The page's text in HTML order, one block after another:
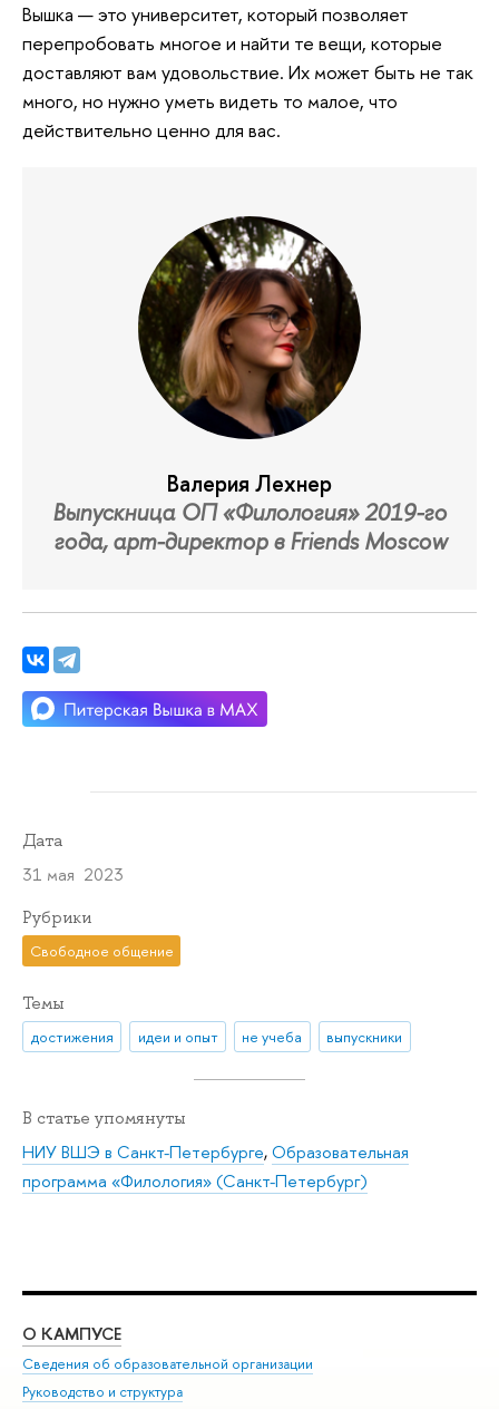
Вышка — это университет, который позволяет
перепробовать многое и найти те вещи, которые
доставляют вам удовольствие. Их может быть не так
много, но нужно уметь видеть то малое, что
действительно ценно для вас.
Валерия Лехнер
Выпускница ОП «Филология» 2019-го
года, арт-директор в Friends Moscow
Дата
31 мая 2023
Рубрики
Свободное общение
Темы
достижения идеи и опыт не учеба выпускники
В статье упомянуты
НИУ ВШЭ в Санкт-Петербурге,Образовательная
программа «Филология» (Санкт-Петербург)
О КАМПУСЕ
Сведения об образовательной организации
Руководство и структура